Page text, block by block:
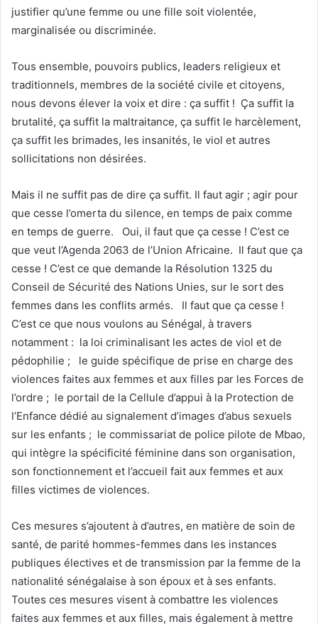
justifier qu’une femme ou une fille soit violentée,
marginalisée ou discriminée.
Tous ensemble, pouvoirs publics, leaders religieux et
traditionnels, membres de la société civile et citoyens,
nous devons élever la voix et dire : ça suffit ! Ça suffit la
brutalité, ça suffit la maltraitance, ça suffit le harcèlement,
ça suffit les brimades, les insanités, le viol et autres
sollicitations non désirées.
Mais il ne suffit pas de dire ça suffit. Il faut agir ; agir pour
que cesse l’omerta du silence, en temps de paix comme
en temps de guerre. Oui, il faut que ça cesse ! C’est ce
que veut l’Agenda 2063 de l’Union Africaine. Il faut que ça
cesse ! C’est ce que demande la Résolution 1325 du
Conseil de Sécurité des Nations Unies, sur le sort des
femmes dans les conflits armés. Il faut que ça cesse !
C’est ce que nous voulons au Sénégal, à travers
notamment : la loi criminalisant les actes de viol et de
pédophilie ; le guide spécifique de prise en charge des
violences faites aux femmes et aux filles par les Forces de
l’ordre ; le portail de la Cellule d’appui à la Protection de
l’Enfance dédié au signalement d’images d’abus sexuels
sur les enfants ; le commissariat de police pilote de Mbao,
qui intègre la spécificité féminine dans son organisation,
son fonctionnement et l’accueil fait aux femmes et aux
filles victimes de violences.
Ces mesures s’ajoutent à d’autres, en matière de soin de
santé, de parité hommes-femmes dans les instances
publiques électives et de transmission par la femme de la
nationalité sénégalaise à son époux et à ses enfants.
Toutes ces mesures visent à combattre les violences
faites aux femmes et aux filles, mais également à mettre